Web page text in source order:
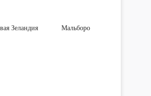
Зеландия Мальборо